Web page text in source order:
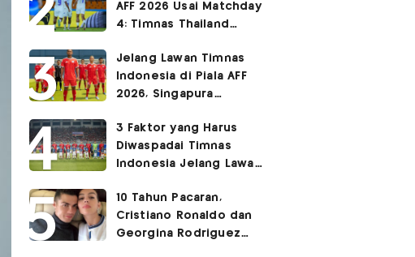
Turnamen Resmi FIFA
AFF 2026 Usai Matchday
4: Timnas Thailand
Singkirkan Malaysia?
Jelang Lawan Timnas
Indonesia di Piala AFF
2026, Singapura
3 Faktor yang Harus
Diwaspadai Timnas
Indonesia Jelang Lawan
2026, Nomor 1 Bikin
John Herdman Pusing
10 Tahun Pacaran,
Cristiano Ronaldo dan
Georgina Rodriguez